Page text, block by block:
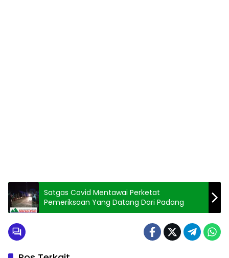
Satgas Covid Mentawai Perketat
Pemeriksaan Yang Datang Dari Padang